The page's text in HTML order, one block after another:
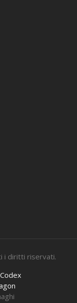
i diritti riservati.